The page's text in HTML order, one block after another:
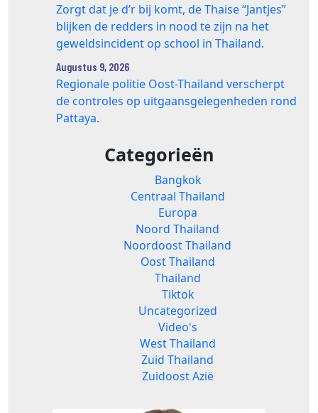
Zorgt dat je d’r bij komt, de Thaise “Jantjes”
blijken de redders in nood te zijn na het
geweldsincident op school in Thailand.
Augustus 9, 2026
Regionale politie Oost-Thailand verscherpt
de controles op uitgaansgelegenheden rond
Pattaya.
Categorieën
Bangkok
Centraal Thailand
Europa
Noord Thailand
Noordoost Thailand
Oost Thailand
Thailand
Tiktok
Uncategorized
Video's
West Thailand
Zuid Thailand
Zuidoost Azië